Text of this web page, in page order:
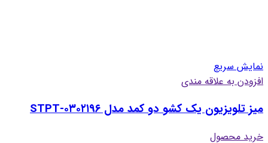
نمایش سریع
افزودن به علاقه مندی
میز تلویزیون یک کشو دو کمد مدل STPT-۰۳۰۲۱۹۶
خرید محصول